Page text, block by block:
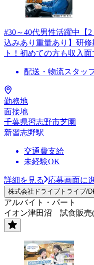
#30～40代男性活躍中【
込みあり重量あり】研
ト！初めての方も収入
配送・物流スタッ
勤務地
面接地
千葉県習志野市芝園
新習志野駅
交通費支給
未経験OK
詳細を見る 応募画面に
株式会社ドライブトライブ/
アルバイト・パート
イオン津田沼 試食販売(